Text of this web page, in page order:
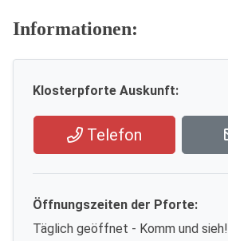
Informationen:
Klosterpforte Auskunft:
Telefon
Öffnungszeiten der Pforte:
Täglich geöffnet - Komm und sieh!